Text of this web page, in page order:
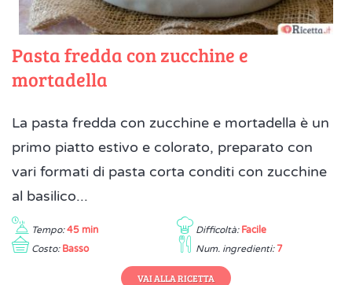
Pasta fredda con zucchine e
mortadella
La pasta fredda con zucchine e mortadella è un
primo piatto estivo e colorato, preparato con
vari formati di pasta corta conditi con zucchine
al basilico...
Tempo: 45 min Difficoltà: Facile
Costo: Basso Num. ingredienti: 7
VAI ALLA RICETTA